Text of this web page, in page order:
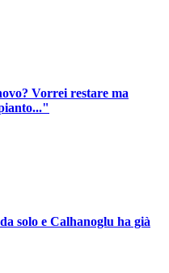
Vorrei restare ma
solo e Calhanoglu ha già